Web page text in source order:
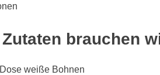
Zutaten brauchen
weiße Bohnen